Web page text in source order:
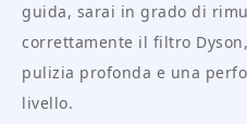
guida, sarai in grado di
correttamente il filtro
pulizia profonda e una
livello.